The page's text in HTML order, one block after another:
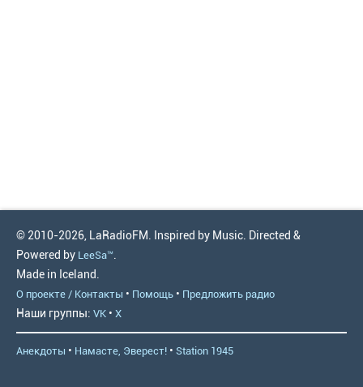
© 2010-2026, LaRadioFM. Inspired by Music. Directed &
Powered by LeeSa™.
Made in Iceland.
О проекте / Контакты • Помощь • Предложить радио
Наши группы: VK • X
Анекдоты • Намасте, Эверест! • Station 1945